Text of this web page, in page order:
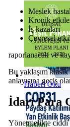
Haberi Oku
Meslek
Kronik
İş kazaları
Çevresel
raporlanacak ve
Bu yaklaşım
anlayışına geçiş
İdari Para
Yönetmelikte ciddi